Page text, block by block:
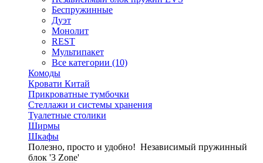
Беспружинные
Дуэт
Монолит
REST
Мультипакет
Все категории (10)
Комоды
Кровати Китай
Прикроватные тумбочки
Стеллажи и системы хранения
Туалетные столики
Ширмы
Шкафы
Полезно, просто и удобно! Независимый пружинный
блок '3 Zone'